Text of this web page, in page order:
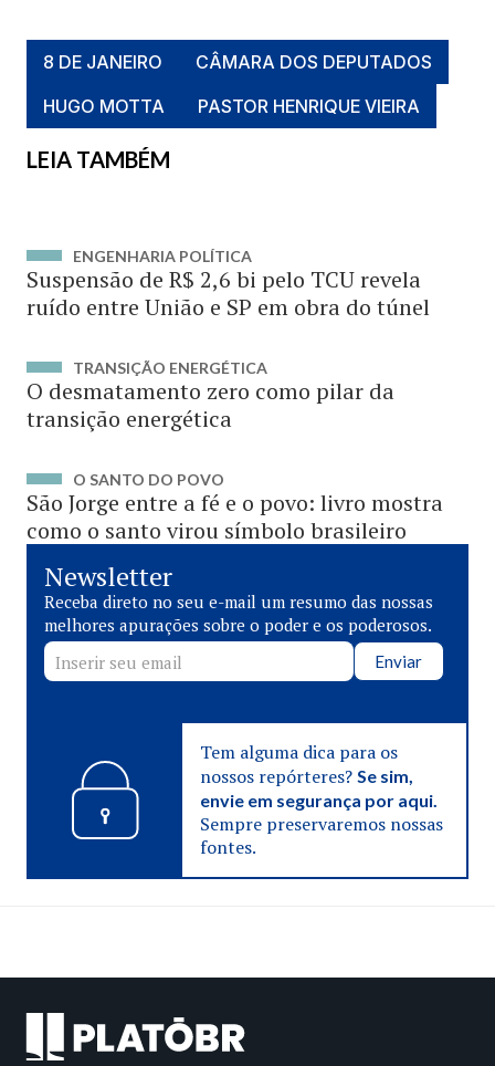
8 DE JANEIRO
CÂMARA DOS DEPUTADOS
HUGO MOTTA
PASTOR HENRIQUE VIEIRA
LEIA TAMBÉM
ENGENHARIA POLÍTICA
Suspensão de R$ 2,6 bi pelo TCU revela
ruído entre União e SP em obra do túnel
TRANSIÇÃO ENERGÉTICA
O desmatamento zero como pilar da
transição energética
O SANTO DO POVO
São Jorge entre a fé e o povo: livro mostra
como o santo virou símbolo brasileiro
Newsletter
Receba direto no seu e-mail um resumo das nossas
melhores apurações sobre o poder e os poderosos.
Enviar
Tem alguma dica para os
nossos repórteres? Se sim,
envie em segurança por aqui.
Sempre preservaremos nossas
fontes.